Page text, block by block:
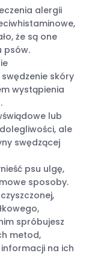
alergii
że są one
psów.
skóry
wystąpienia
lub
ale
swędzącej
psu ulgę,
sposoby.
spróbujesz
metod,
na ich